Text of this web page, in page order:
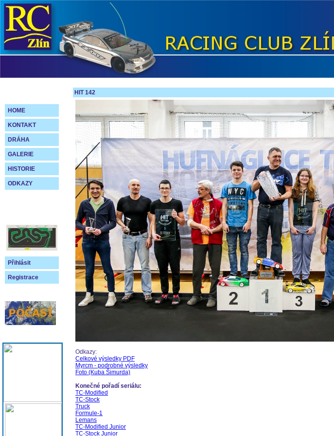
HOME
KONTAKT
DRÁHA
GALERIE
HISTORIE
ODKAZY
Přihlásit
Registrace
HIT 142
Odkazy:
Celkové výsledky PDF
Myrcm - podrobné výsledky
Foto (Kuba Šimurda)
Konečné pořadí seriálu:
TC-Modified
TC-Stock
Truck
Formule-1
Lemans
TC-Modified Junior
TC-Stock Junior